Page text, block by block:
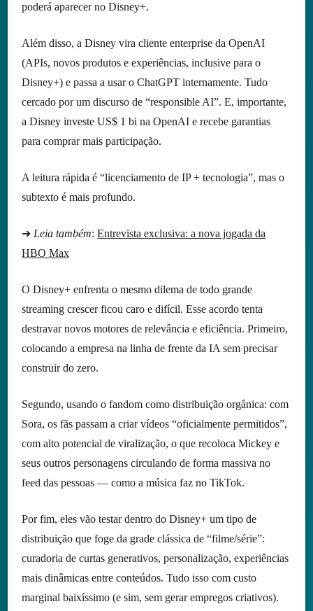
poderá aparecer no Disney+.
Além disso, a Disney vira cliente enterprise da OpenAI
(APIs, novos produtos e experiências, inclusive para o
Disney+) e passa a usar o ChatGPT internamente. Tudo
cercado por um discurso de “responsible AI”. E, importante,
a Disney investe US$ 1 bi na OpenAI e recebe garantias
para comprar mais participação.
A leitura rápida é “licenciamento de IP + tecnologia”, mas o
subtexto é mais profundo.
➔ Leia também:Entrevista exclusiva: a nova jogada da
HBO Max
O Disney+ enfrenta o mesmo dilema de todo grande
streaming crescer ficou caro e difícil. Esse acordo tenta
destravar novos motores de relevância e eficiência. Primeiro,
colocando a empresa na linha de frente da IA sem precisar
construir do zero.
Segundo, usando o fandom como distribuição orgânica: com
Sora, os fãs passam a criar vídeos “oficialmente permitidos”,
com alto potencial de viralização, o que recoloca Mickey e
seus outros personagens circulando de forma massiva no
feed das pessoas — como a música faz no TikTok.
Por fim, eles vão testar dentro do Disney+ um tipo de
distribuição que foge da grade clássica de “filme/série”:
curadoria de curtas generativos, personalização, experiências
mais dinâmicas entre conteúdos. Tudo isso com custo
marginal baixíssimo (e sim, sem gerar empregos criativos).